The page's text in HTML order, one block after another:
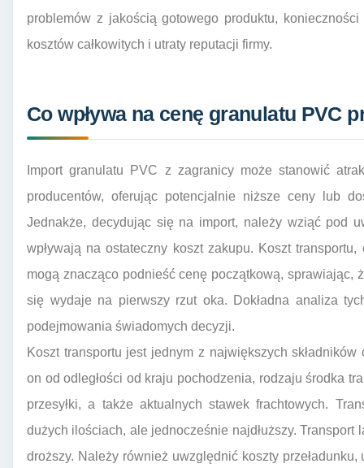
problemów z jakością gotowego produktu,
kosztów całkowitych i utraty reputacji firmy.
Co wpływa na cenę granulatu PVC
Import granulatu PVC z zagranicy może stanowić
producentów, oferując potencjalnie niższe ceny lub
Jednakże, decydując się na import, należy wziąć pod
wpływają na ostateczny koszt zakupu. Koszt
mogą znacząco podnieść cenę początkową, sprawiając,
się wydaje na pierwszy rzut oka. Dokładna analiza
podejmowania świadomych decyzji.
Koszt transportu jest jednym z największych
on od odległości od kraju pochodzenia, rodzaju środka
przesyłki, a także aktualnych stawek frachtowych.
dużych ilościach, ale jednocześnie najdłuższy.
droższy. Należy również uwzględnić koszty